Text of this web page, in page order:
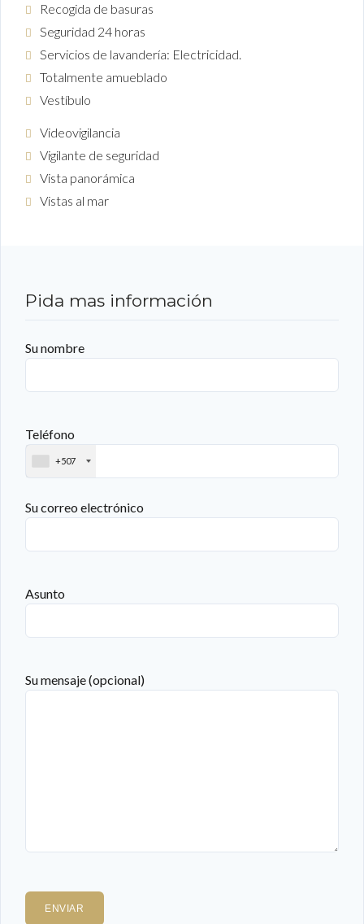
Recogida de basuras
Seguridad 24 horas
Servicios de lavandería: Electricidad.
Totalmente amueblado
Vestíbulo
Videovigilancia
Vigilante de seguridad
Vista panorámica
Vistas al mar
Pida mas información
Su nombre
Teléfono
+507
Su correo electrónico
Asunto
Su mensaje (opcional)